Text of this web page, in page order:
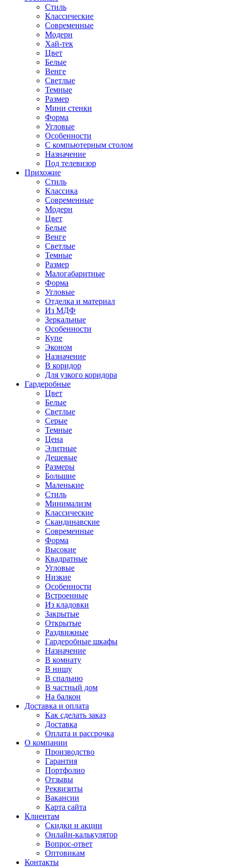
Стиль
Классические
Современные
Модерн
Хай-тек
Цвет
Белые
Венге
Светлые
Темные
Размер
Мини стенки
Форма
Угловые
Особенности
С компьютерным столом
Назначение
Под телевизор
Прихожие
Стиль
Классика
Современные
Модерн
Цвет
Белые
Венге
Светлые
Темные
Размер
Малогабаритные
Форма
Угловые
Отделка и материал
Из МДФ
Зеркальные
Особенности
Купе
Эконом
Назначение
В коридор
Для узкого коридора
Гардеробные
Цвет
Белые
Светлые
Серые
Темные
Цена
Элитные
Дешевые
Размеры
Большие
Маленькие
Стиль
Минимализм
Классические
Скандинавские
Современные
Форма
Высокие
Квадратные
Угловые
Низкие
Особенности
Встроенные
Из кладовки
Закрытые
Открытые
Раздвижные
Гардеробные шкафы
Назначение
В комнату
В нишу
В спальню
В частный дом
На балкон
Доставка и оплата
Как сделать заказ
Доставка
Оплата и рассрочка
О компании
Производство
Гарантия
Портфолио
Отзывы
Реквизиты
Вакансии
Карта сайта
Клиентам
Скидки и акции
Онлайн-калькулятор
Вопрос-ответ
Оптовикам
Контакты